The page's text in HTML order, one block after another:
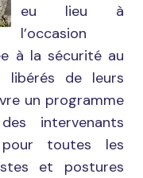
eu lieu à
l’occasion
à la sécurité au
libérés de leurs
un programme
intervenants
toutes les
et postures